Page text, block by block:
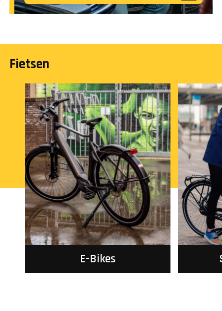
Fietsen
E-Bikes